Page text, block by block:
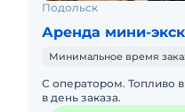
Подольск
Аренда мини-
Минимальное время
С оператором. Топливо
в день заказа.